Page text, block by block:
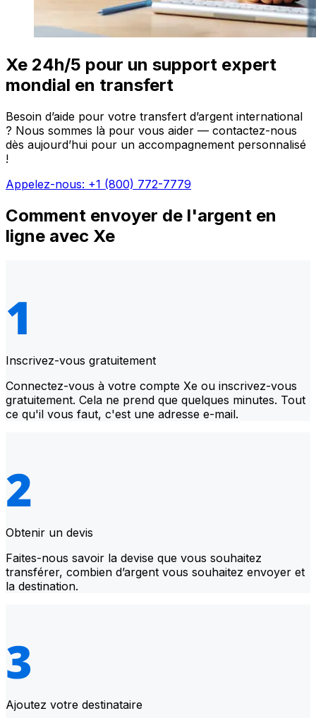
Xe 24h/5 pour un support expert
mondial en transfert
Besoin d’aide pour votre transfert d’argent international
? Nous sommes là pour vous aider — contactez-nous
dès aujourd’hui pour un accompagnement personnalisé
!
Appelez-nous: +1 (800) 772-7779
Comment envoyer de l'argent en
ligne avec Xe
Inscrivez-vous gratuitement
Connectez-vous à votre compte Xe ou inscrivez-vous
gratuitement. Cela ne prend que quelques minutes. Tout
ce qu'il vous faut, c'est une adresse e-mail.
Obtenir un devis
Faites-nous savoir la devise que vous souhaitez
transférer, combien d’argent vous souhaitez envoyer et
la destination.
Ajoutez votre destinataire